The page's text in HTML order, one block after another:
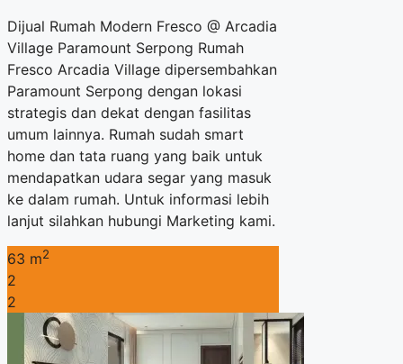
Dijual Rumah Modern Fresco @ Arcadia
Village Paramount Serpong Rumah
Fresco Arcadia Village dipersembahkan
Paramount Serpong dengan lokasi
strategis dan dekat dengan fasilitas
umum lainnya. Rumah sudah smart
home dan tata ruang yang baik untuk
mendapatkan udara segar yang masuk
ke dalam rumah. Untuk informasi lebih
lanjut silahkan hubungi Marketing kami.
63 m2
2
2